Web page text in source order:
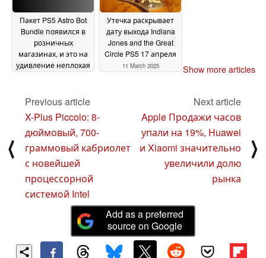
Пакет PS5 Astro Bot
Bundle появился в
розничных
магазинах, и это на
удивление неплохая
Утечка раскрывает
дату выхода Indiana
Jones and the Great
Circle PS5 17 апреля
11 March 2025 Show more articles
⟨
Previous article
X-Plus Piccolo: 8-
дюймовый, 700-
граммовый кабриолет
с новейшей
процессорной
системой Intel
Next article
Apple Продажи часов
упали на 19%, Huawei
и Xiaomi значительно
увеличили долю
рынка
⟩
Add as a preferred
source on Google